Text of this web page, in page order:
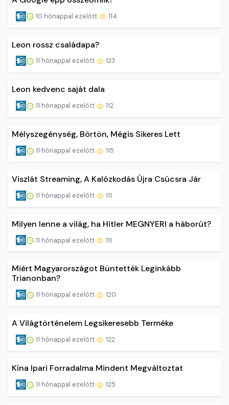
10 hónappal ezelőtt 114
Leon rossz családapa?
11 hónappal ezelőtt 123
Leon kedvenc saját dala
11 hónappal ezelőtt 112
Mélyszegénység, Börtön, Mégis Sikeres Lett
11 hónappal ezelőtt 115
Viszlát Streaming, A Kalózkodás Újra Csúcsra Jár
11 hónappal ezelőtt 111
Milyen lenne a világ, ha Hitler MEGNYERI a háborút?
11 hónappal ezelőtt 111
Miért Magyarországot Büntették Leginkább
Trianonban?
11 hónappal ezelőtt 120
A Világtörténelem Legsikeresebb Terméke
11 hónappal ezelőtt 122
Kína Ipari Forradalma Mindent Megváltoztat
11 hónappal ezelőtt 125